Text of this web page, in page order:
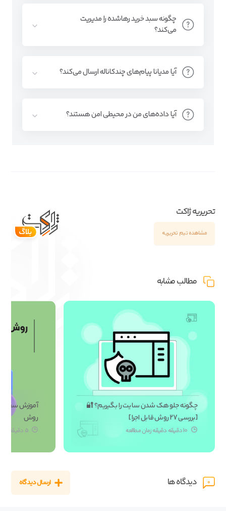
چگونه سبد خرید رهاشده را مدیریت
می‌کند؟
آیا مدیانا پیام‌های چندکاناله ارسال می‌کند؟
آیا داده‌های من در محیطی امن هستند؟
تحریریه ژاکت
مشاهده تیم تحریریه
مطالب مشابه
چگونه جلو هک شدن سایت را بگیریم؟ 🔐
[بررسی 27 روش قابل اجرا]
آموزش
روش‌
5 دقیقه زمان مطالعه
0 دیدگاه ها ارسال دیدگاه